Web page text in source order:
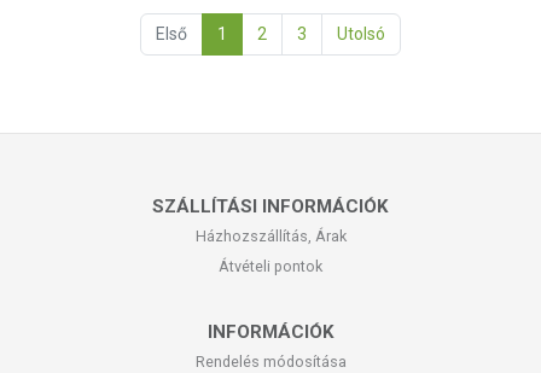
Első 1 2 3 Utolsó
SZÁLLÍTÁSI INFORMÁCIÓK
Házhozszállítás, Árak
Átvételi pontok
INFORMÁCIÓK
Rendelés módosítása